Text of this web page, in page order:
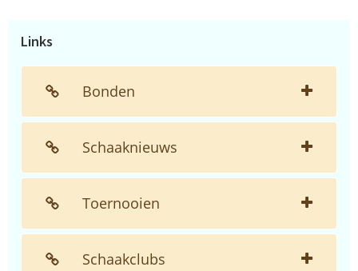
Links
Bonden
Schaaknieuws
Toernooien
Schaakclubs